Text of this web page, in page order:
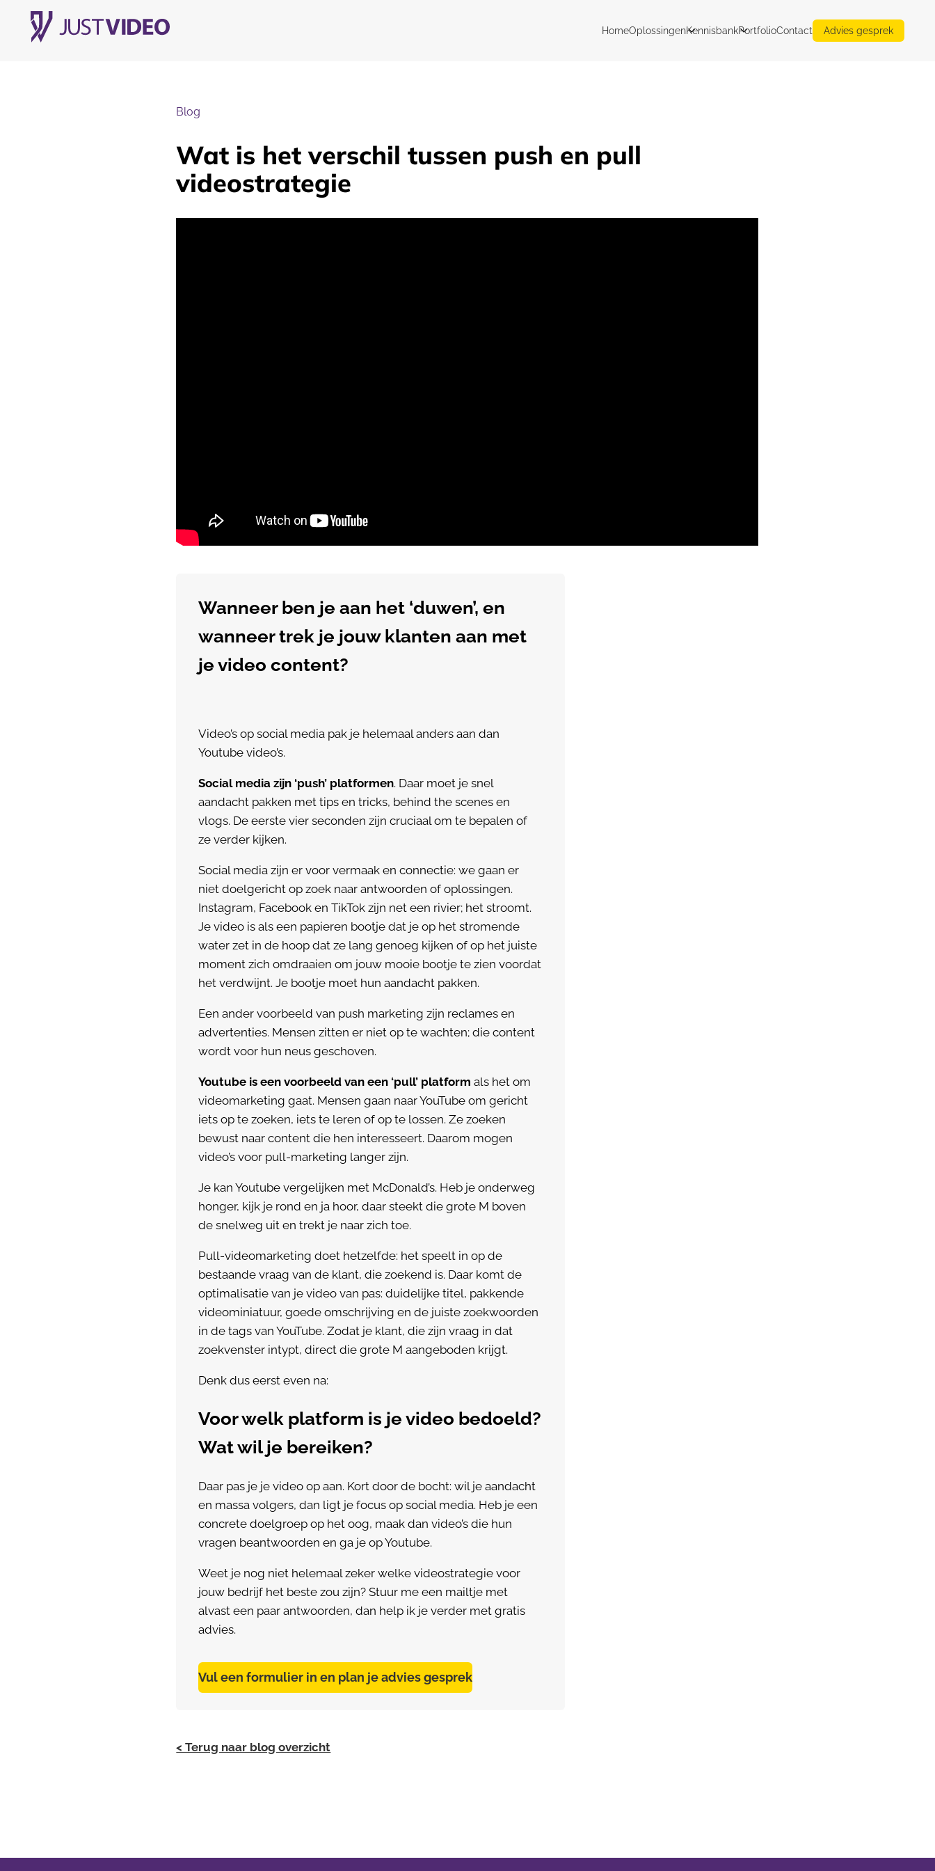
HomeOplossingenKennisbankPortfolioContact Advies gesprek
Blog
Wat is het verschil tussen push en pull
videostrategie
Wanneer ben je aan het ‘duwen’, en
wanneer trek je jouw klanten aan met
je video content?
Video’s op social media pak je helemaal anders aan dan
Youtube video’s.
Social media zijn ‘push’ platformen. Daar moet je snel
aandacht pakken met tips en tricks, behind the scenes en
vlogs. De eerste vier seconden zijn cruciaal om te bepalen of
ze verder kijken.
Social media zijn er voor vermaak en connectie: we gaan er
niet doelgericht op zoek naar antwoorden of oplossingen.
Instagram, Facebook en TikTok zijn net een rivier; het stroomt.
Je video is als een papieren bootje dat je op het stromende
water zet in de hoop dat ze lang genoeg kijken of op het juiste
moment zich omdraaien om jouw mooie bootje te zien voordat
het verdwijnt. Je bootje moet hun aandacht pakken.
Een ander voorbeeld van push marketing zijn reclames en
advertenties. Mensen zitten er niet op te wachten; die content
wordt voor hun neus geschoven.
Youtube is een voorbeeld van een ‘pull’ platform als het om
videomarketing gaat. Mensen gaan naar YouTube om gericht
iets op te zoeken, iets te leren of op te lossen. Ze zoeken
bewust naar content die hen interesseert. Daarom mogen
video’s voor pull-marketing langer zijn.
Je kan Youtube vergelijken met McDonald’s. Heb je onderweg
honger, kijk je rond en ja hoor, daar steekt die grote M boven
de snelweg uit en trekt je naar zich toe.
Pull-videomarketing doet hetzelfde: het speelt in op de
bestaande vraag van de klant, die zoekend is. Daar komt de
optimalisatie van je video van pas: duidelijke titel, pakkende
videominiatuur, goede omschrijving en de juiste zoekwoorden
in de tags van YouTube. Zodat je klant, die zijn vraag in dat
zoekvenster intypt, direct die grote M aangeboden krijgt.
Denk dus eerst even na:
Voor welk platform is je video bedoeld?
Wat wil je bereiken?
Daar pas je je video op aan. Kort door de bocht: wil je aandacht
en massa volgers, dan ligt je focus op social media. Heb je een
concrete doelgroep op het oog, maak dan video’s die hun
vragen beantwoorden en ga je op Youtube.
Weet je nog niet helemaal zeker welke videostrategie voor
jouw bedrijf het beste zou zijn? Stuur me een mailtje met
alvast een paar antwoorden, dan help ik je verder met gratis
advies.
Vul een formulier in en plan je advies gesprek
< Terug naar blog overzicht